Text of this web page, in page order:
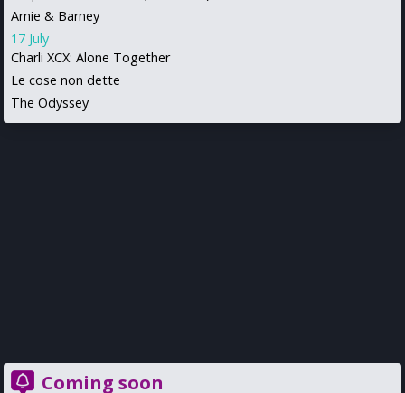
Arnie & Barney
17 July
Charli XCX: Alone Together
Le cose non dette
The Odyssey
Coming soon